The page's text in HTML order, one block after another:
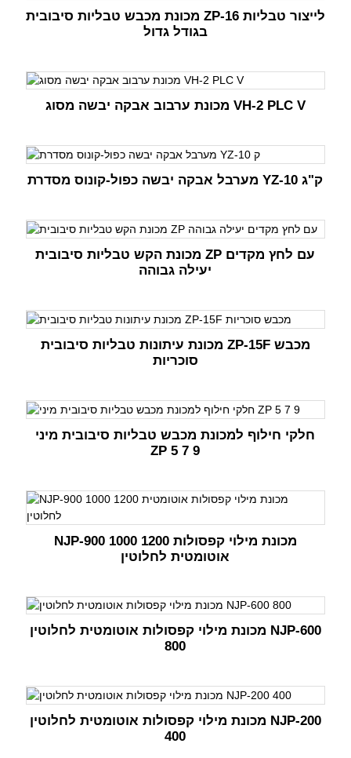
מכונת מכבש טבליות סיבובית ZP-16 לייצור טבליות
בגודל גדול
מכונת ערבוב אבקה יבשה מסוג VH-2 PLC V
מערבל אבקה יבשה כפול-קונוס מסדרת YZ-10 ק"ג
מכונת הקש טבליות סיבובית ZP עם לחץ מקדים
יעילה גבוהה
מכונת עיתונות טבליות סיבובית ZP-15F מכבש
סוכריות
חלקי חילוף למכונת מכבש טבליות סיבובית מיני
ZP 5 7 9
NJP-900 1000 1200 מכונת מילוי קפסולות
אוטומטית לחלוטין
מכונת מילוי קפסולות אוטומטית לחלוטין NJP-600
800
מכונת מילוי קפסולות אוטומטית לחלוטין NJP-200
400